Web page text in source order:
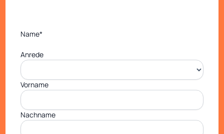
Name*
Anrede
Vorname
Nachname